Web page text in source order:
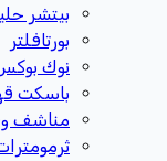
بيتشر
بورتافلتر
نوك
باسكت
مناشف